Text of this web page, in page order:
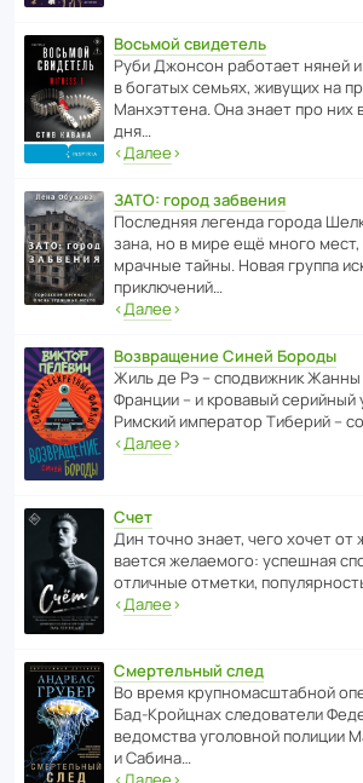
Восьмой свидетель
Руби Джонсон рабо­тает няней
в богатых семьях, живущих на
Манх­эт­тена. Она знает про них
дня…
‹Далее›
ЗАТО: город забвения
После­дняя легенда города
зана, но в мире ещё много
мрачные тайны. Новая группа
приключений…
‹Далее›
Возвращение Синей Бороды
Жиль де Рэ – спод­ви­жник Жанны
Франции – и кровавый серийный
Римский импе­ратор Тиберий –
‹Далее›
Счет
Дин точно знает, чего хочет
ва­ется жела­е­мого: успе­шная
отли­чные отметки,
‹Далее›
Смертельный след
Во время круп­но­мас­ш­та­бной
Бад‑Крой­цнах следо­ва­тели
ведомства уголо­вной полиции
и Сабина…